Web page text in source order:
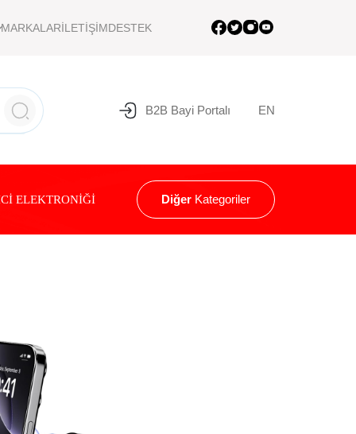
MARKALARİLETİŞİMDESTEK
B2B Bayi Portalı EN
ELEKTRONİĞİ Diğer Kategoriler